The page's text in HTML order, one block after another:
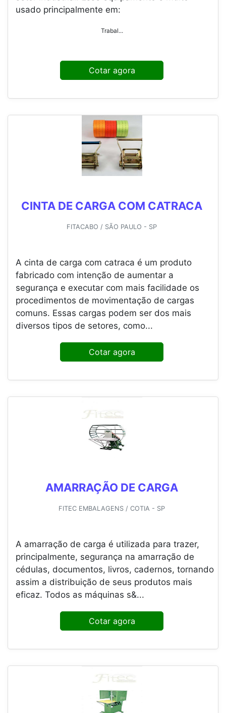
usado principalmente em:
Trabal...
Cotar agora
CINTA DE CARGA COM CATRACA
FITACABO / SÃO PAULO - SP
A cinta de carga com catraca é um produto
fabricado com intenção de aumentar a
segurança e executar com mais facilidade os
procedimentos de movimentação de cargas
comuns. Essas cargas podem ser dos mais
diversos tipos de setores, como...
Cotar agora
AMARRAÇÃO DE CARGA
FITEC EMBALAGENS / COTIA - SP
A amarração de carga é utilizada para trazer,
principalmente, segurança na amarração de
cédulas, documentos, livros, cadernos, tornando
assim a distribuição de seus produtos mais
eficaz. Todos as máquinas s&...
Cotar agora